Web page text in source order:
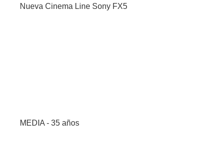
Nueva Cinema Line Sony FX5
MEDIA - 35 años